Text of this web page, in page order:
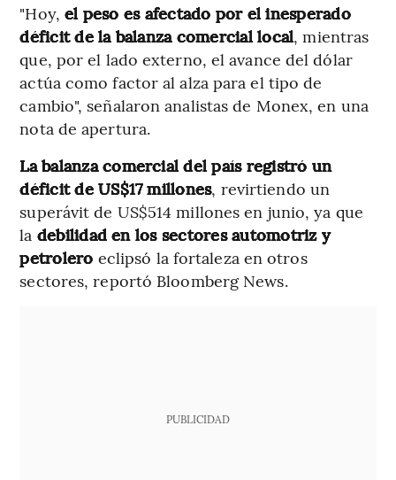
"Hoy, el peso es afectado por el inesperado
déficit de la balanza comercial local, mientras
que, por el lado externo, el avance del dólar
actúa como factor al alza para el tipo de
cambio", señalaron analistas de Monex, en una
nota de apertura.
La balanza comercial del país registró un
déficit de US$17 millones, revirtiendo un
superávit de US$514 millones en junio, ya que
la debilidad en los sectores automotriz y
petrolero eclipsó la fortaleza en otros
sectores, reportó Bloomberg News.
PUBLICIDAD